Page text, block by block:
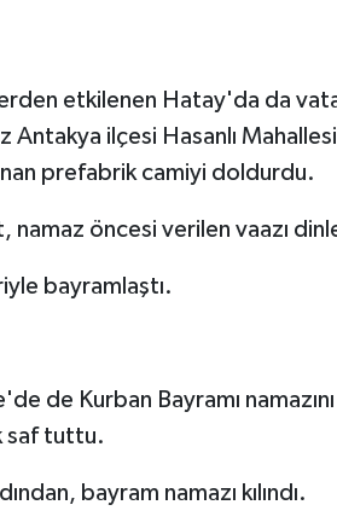
etkilenen Hatay'da da
Antakya ilçesi Hasanlı
prefabrik camiyi doldurdu.
namaz öncesi verilen vaazı
bayramlaştı.
de Kurban Bayramı
saf tuttu.
bayram namazı kılındı.